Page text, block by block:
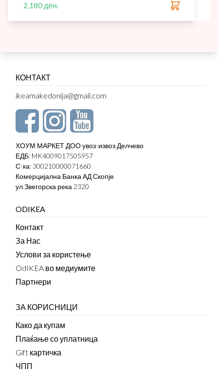
2,180 ден.
КОНТАКТ
ikeamakedonija@gmail.com
ХОУМ МАРКЕТ ДОО увоз-извоз Делчево
ЕДБ: MK4009017505957
С-ка: 300210000071660
Комерцијална Банка АД Скопје
ул.Звегорска река 2320
ODIKEA
Контакт
За Нас
Услови за користење
OdIKEA во медиумите
Партнери
ЗА КОРИСНИЦИ
Како да купам
Плаќање со уплатница
Gift картичка
ЧПП